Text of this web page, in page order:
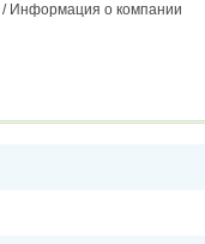
/ Информация о компании